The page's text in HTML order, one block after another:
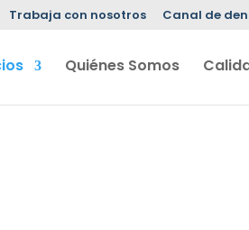
Trabaja con nosotros Canal de
Quiénes Somos